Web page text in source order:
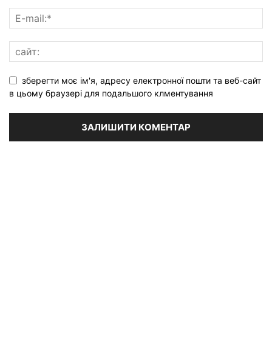
зберегти моє ім'я, адресу електронної пошти та веб-сайт
в цьому браузері для подальшого клментування